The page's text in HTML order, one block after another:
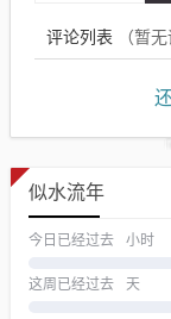
评论列表 （暂
似水流年
今日已经过去 小时
这周已经过去 天